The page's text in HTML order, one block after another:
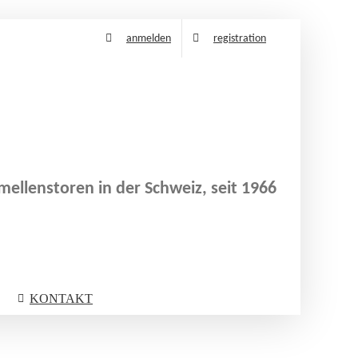
anmelden registration
in der Schweiz, seit 1966
KONTAKT